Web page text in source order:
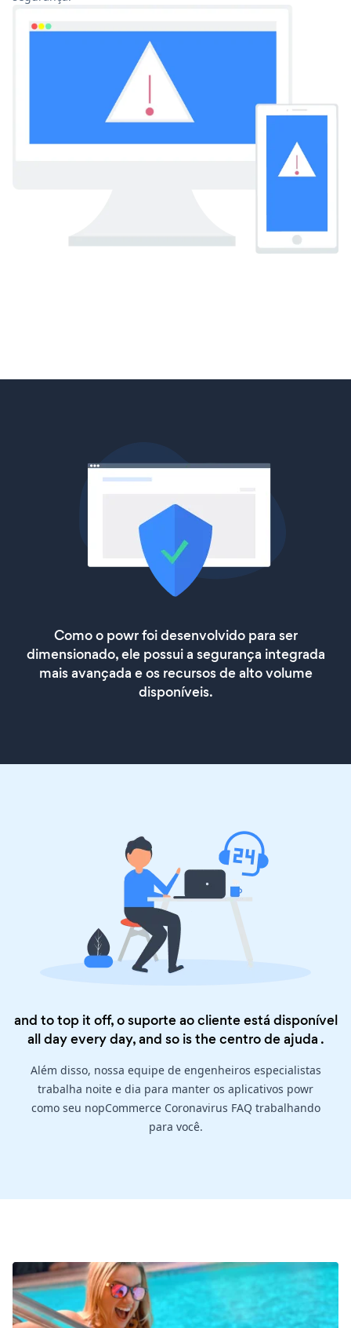
Como o powr foi desenvolvido para ser
dimensionado, ele possui a segurança integrada
mais avançada e os recursos de alto volume
disponíveis.
and to top it off, o suporte ao cliente está disponível
all day every day, and so is thecentro de ajuda .
Além disso, nossa equipe de engenheiros especialistas
trabalha noite e dia para manter os aplicativos powr
como seu nopCommerce Coronavirus FAQ trabalhando
para você.